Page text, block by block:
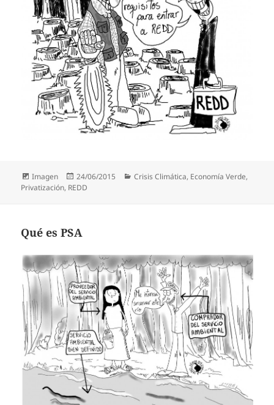
Formato
Imagen
Publicado
el
24/06/2015 Categorías
Crisis Climática, Economía Verde,
Privatización, REDD
Qué es PSA